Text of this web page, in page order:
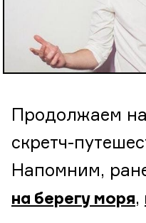
Продолжаем
скретч-
Напомним,
на берегу моря,